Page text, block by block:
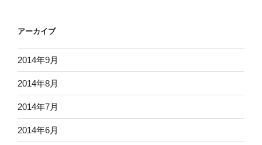
アーカイブ
2014年9月
2014年8月
2014年7月
2014年6月